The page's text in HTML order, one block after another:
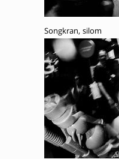
Songkran, silom